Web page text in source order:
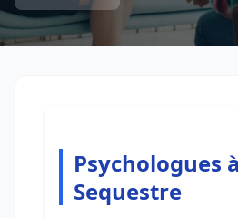
Psychologues
Sequestre